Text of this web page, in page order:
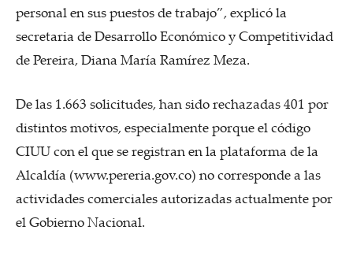
personal en sus puestos de trabajo”, explicó la
secretaria de Desarrollo Económico y Competitividad
de Pereira, Diana María Ramírez Meza.
De las 1.663 solicitudes, han sido rechazadas 401 por
distintos motivos, especialmente porque el código
CIUU con el que se registran en la plataforma de la
Alcaldía (www.pereria.gov.co) no corresponde a las
actividades comerciales autorizadas actualmente por
el Gobierno Nacional.